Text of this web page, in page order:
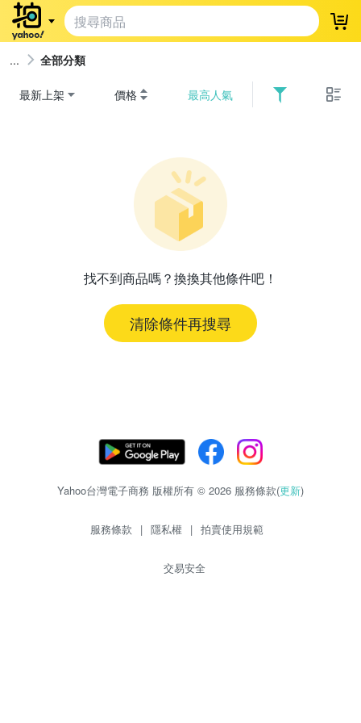
登
全部分類
最新上架 價格 最高人氣
找不到商品嗎？換換其他條件吧！
清除條件再搜尋
Yahoo台灣電子商務 版權所有 © 2026 服務條款(更新)
服務條款 | 隱私權 | 拍賣使用規範
交易安全